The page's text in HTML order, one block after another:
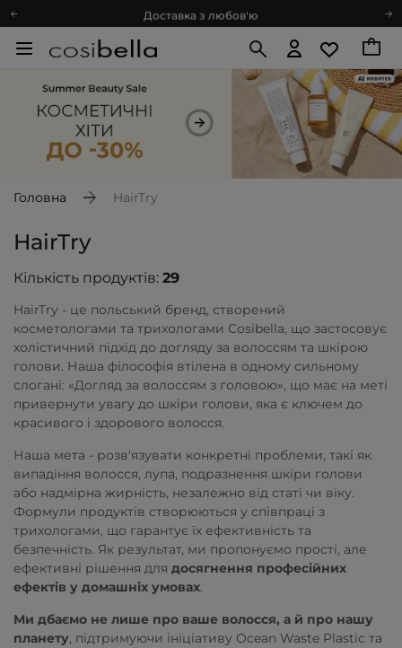
Доставка з любов'ю
Подарункові картки
Рекомендуй нас і отримуй ще більше балів
Запитай косметолога
Подарункові картки
Головна HairTry
HairTry
Кількість продуктів: 29
HairTry - це польський бренд, створений
косметологами та трихологами Cosibella, що застосовує
холістичний підхід до догляду за волоссям та шкірою
голови. Наша філософія втілена в одному сильному
слогані: «Догляд за волоссям з головою», що має на меті
привернути увагу до шкіри голови, яка є ключем до
красивого і здорового волосся.
Наша мета - розв'язувати конкретні проблеми, такі як
випадіння волосся, лупа, подразнення шкіри голови
або надмірна жирність, незалежно від статі чи віку.
Формули продуктів створюються у співпраці з
трихологами, що гарантує їх ефективність та
безпечність. Як результат, ми пропонуємо прості, але
ефективні рішення для досягнення професійних
ефектів у домашніх умовах.
Ми дбаємо не лише про ваше волосся, а й про нашу
планету, підтримуючи ініціативу Ocean Waste Plastic та